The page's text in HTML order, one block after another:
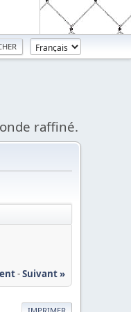
raffiné.
-Suivant »
IMPRIMER